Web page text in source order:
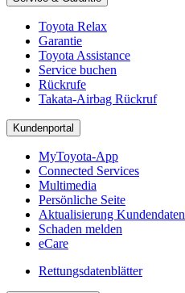
Toyota Relax
Garantie
Toyota Assistance
Service buchen
Rückrufe
Takata-Airbag Rückruf
Kundenportal
MyToyota-App
Connected Services
Multimedia
Persönliche Seite
Aktualisierung Kundendaten
Schaden melden
eCare
Rettungsdatenblätter